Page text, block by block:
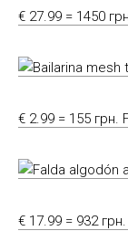
€ 27.99 = 1450
€ 2.99 = 155 грн.
€ 17.99 = 932